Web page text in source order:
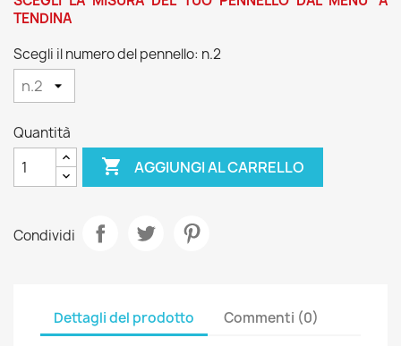
TENDINA
Scegli il numero del pennello: n.2
Quantità
 AGGIUNGI AL CARRELLO
Condividi
Dettagli del prodotto Commenti (0)